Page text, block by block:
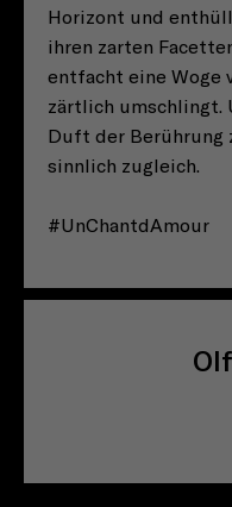
Horizont und
ihren zarten
entfacht eine Woge
zärtlich umschlingt.
Duft der Berührung
sinnlich zugleich.
#UnChantdAmour